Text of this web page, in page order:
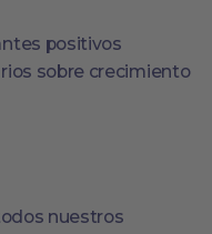
positivos
sobre crecimiento
nuestros